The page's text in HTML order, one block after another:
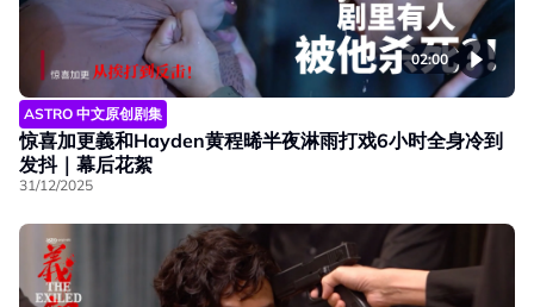
02:00
ASTRO 中文原创剧集
惊喜加更義和Hayden黄程晞半夜淋雨打戏6小时全身冷到
发抖｜幕后花絮
31/12/2025